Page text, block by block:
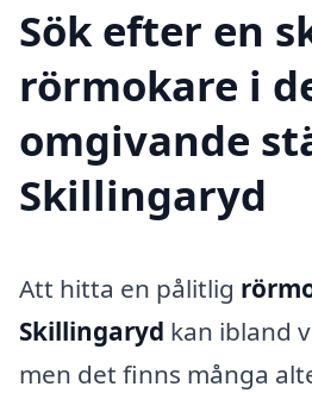
Sök efter en
rörmokare i
omgivande
Skillingaryd
Att hitta en pålitlig
Skillingaryd kan ibland
men det finns många